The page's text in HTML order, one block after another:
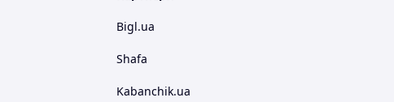
Bigl.ua
Shafa
Kabanchik.ua